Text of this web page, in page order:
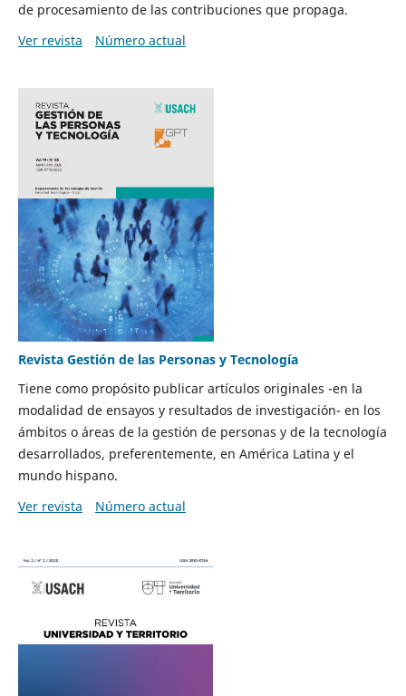
de procesamiento de las contribuciones que propaga.
Ver revista
Número actual
Revista Gestión de las Personas y Tecnología
Tiene como propósito publicar artículos originales -en la
modalidad de ensayos y resultados de investigación- en los
ámbitos o áreas de la gestión de personas y de la tecnología
desarrollados, preferentemente, en América Latina y el
mundo hispano.
Ver revista
Número actual